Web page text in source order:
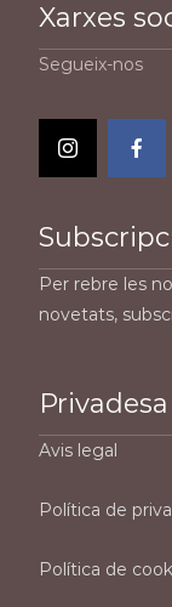
Xarxes
Segueix-nos
Per rebre les
novetats,
Privadesa
Avis legal
Política de
Política de